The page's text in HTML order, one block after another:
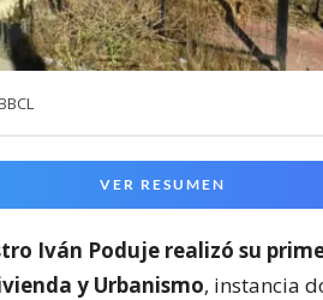
VER RESUMEN
Iván Poduje realizó su
y Urbanismo, instancia